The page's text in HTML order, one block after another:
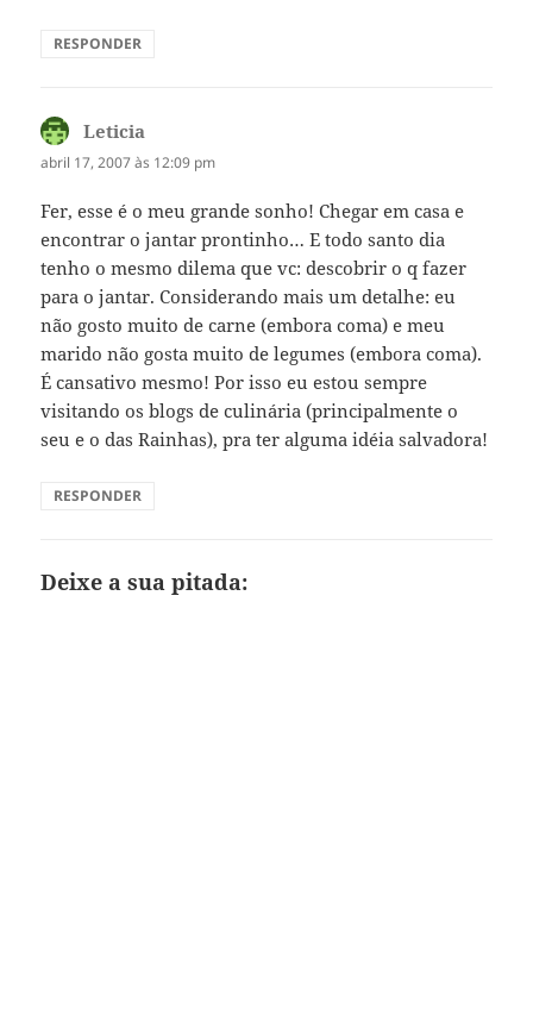
RESPONDER
Leticia
abril 17, 2007 às 12:09 pm
Fer, esse é o meu grande sonho! Chegar em casa e
encontrar o jantar prontinho… E todo santo dia
tenho o mesmo dilema que vc: descobrir o q fazer
para o jantar. Considerando mais um detalhe: eu
não gosto muito de carne (embora coma) e meu
marido não gosta muito de legumes (embora coma).
É cansativo mesmo! Por isso eu estou sempre
visitando os blogs de culinária (principalmente o
seu e o das Rainhas), pra ter alguma idéia salvadora!
RESPONDER
Deixe a sua pitada: